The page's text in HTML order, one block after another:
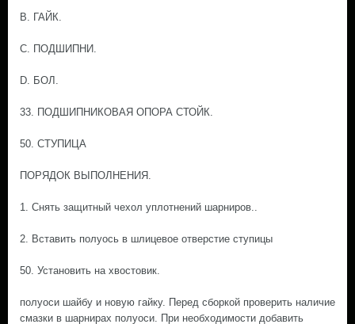
В. ГАЙК.
С. ПОДШИПНИ.
D. БОЛ.
33. ПОДШИПНИКОВАЯ ОПОРА СТОЙК.
50. СТУПИЦА
ПОРЯДОК ВЫПОЛНЕНИЯ.
1. Снять защитный чехол уплотнений шарниров..
2. Вставить полуось в шлицевое отверстие ступицы
50. Установить на хвостовик.
полуоси шайбу и новую гайку. Перед сборкой проверить наличие
смазки в шарнирах полуоси. При необходимости добавить